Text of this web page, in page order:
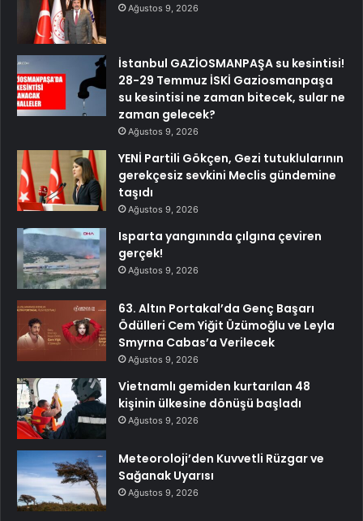
Ağustos 9, 2026
İstanbul GAZİOSMANPAŞA su kesintisi!
28-29 Temmuz İSKİ Gaziosmanpaşa
su kesintisi ne zaman bitecek, sular ne
zaman gelecek?
Ağustos 9, 2026
YENİ Partili Gökçen, Gezi tutuklularının
gerekçesiz sevkini Meclis gündemine
taşıdı
Ağustos 9, 2026
Isparta yangınında çılgına çeviren
gerçek!
Ağustos 9, 2026
63. Altın Portakal’da Genç Başarı
Ödülleri Cem Yiğit Üzümoğlu ve Leyla
Smyrna Cabas’a Verilecek
Ağustos 9, 2026
Vietnamlı gemiden kurtarılan 48
kişinin ülkesine dönüşü başladı
Ağustos 9, 2026
Meteoroloji’den Kuvvetli Rüzgar ve
Sağanak Uyarısı
Ağustos 9, 2026